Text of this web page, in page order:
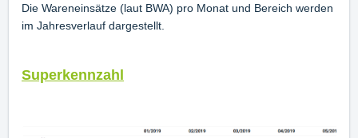
Die Wareneinsätze (laut BWA) pro Monat und Bereich werden
im Jahresverlauf dargestellt.
Superkennzahl